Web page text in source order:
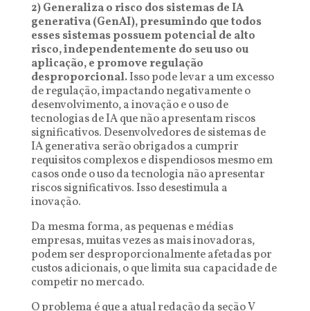
2) Generaliza o risco dos sistemas de IA
generativa (GenAI), presumindo que todos
esses sistemas possuem potencial de alto
risco, independentemente do seu uso ou
aplicação, e promove regulação
desproporcional.Isso pode levar a um excesso
de regulação, impactando negativamente o
desenvolvimento, a inovação e o uso de
tecnologias de IA que não apresentam riscos
significativos. Desenvolvedores de sistemas de
IA generativa serão obrigados a cumprir
requisitos complexos e dispendiosos mesmo em
casos onde o uso da tecnologia não apresentar
riscos significativos. Isso desestimula a
inovação.
Da mesma forma, as pequenas e médias
empresas, muitas vezes as mais inovadoras,
podem ser desproporcionalmente afetadas por
custos adicionais, o que limita sua capacidade de
competir no mercado.
O problema é que a atual redação da seção V